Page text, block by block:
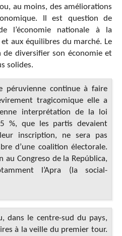
au moins, des améliorations
Il est question de
l’économie nationale à la
aux équilibres du marché. Le
diversifier son économie et
solides.
péruvienne continue à faire
tragicomique elle a
interprétation de la loi
%, que les partis devaient
inscription, ne sera pas
d’une coalition électorale.
au Congreso de la República,
l’Apra (la social-
dans le centre-sud du pays,
à la veille du premier tour.